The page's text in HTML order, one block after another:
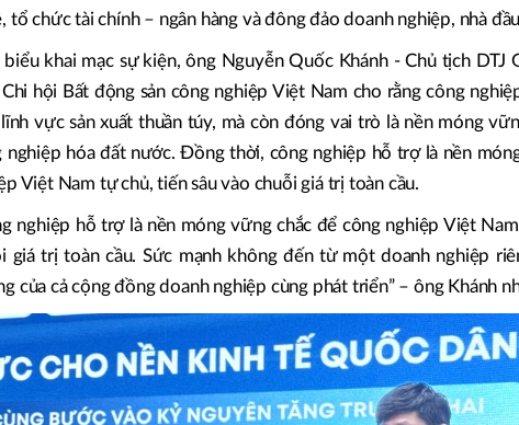
tổ chức tài chính – ngân hàng và đông đảo doanh nghiệp, nhà
biểu khai mạc sự kiện, ông Nguyễn Quốc Khánh - Chủ tịch DTJ
Chi hội Bất động sản công nghiệp Việt Nam cho rằng công
vực sản xuất thuần túy, mà còn đóng vai trò là nền móng
nghiệp hóa đất nước. Đồng thời, công nghiệp hỗ trợ là nền
Việt Nam tự chủ, tiến sâu vào chuỗi giá trị toàn cầu.
nghiệp hỗ trợ là nền móng vững chắc để công nghiệp Việt
giá trị toàn cầu. Sức mạnh không đến từ một doanh nghiệp
của cả cộng đồng doanh nghiệp cùng phát triển” – ông Khánh